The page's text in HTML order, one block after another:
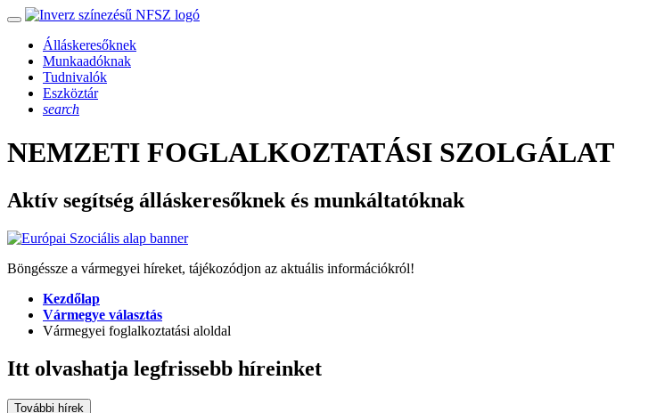
Álláskeresőknek
Munkaadóknak
Tudnivalók
Eszköztár
search
NEMZETI FOGLALKOZTATÁSI SZOLGÁLAT
Aktív segítség álláskeresőknek és munkáltatóknak
Böngéssze a vármegyei híreket, tájékozódjon az aktuális információkról!
Kezdőlap
Vármegye választás
Vármegyei foglalkoztatási aloldal
Itt olvashatja legfrissebb híreinket
További hírek